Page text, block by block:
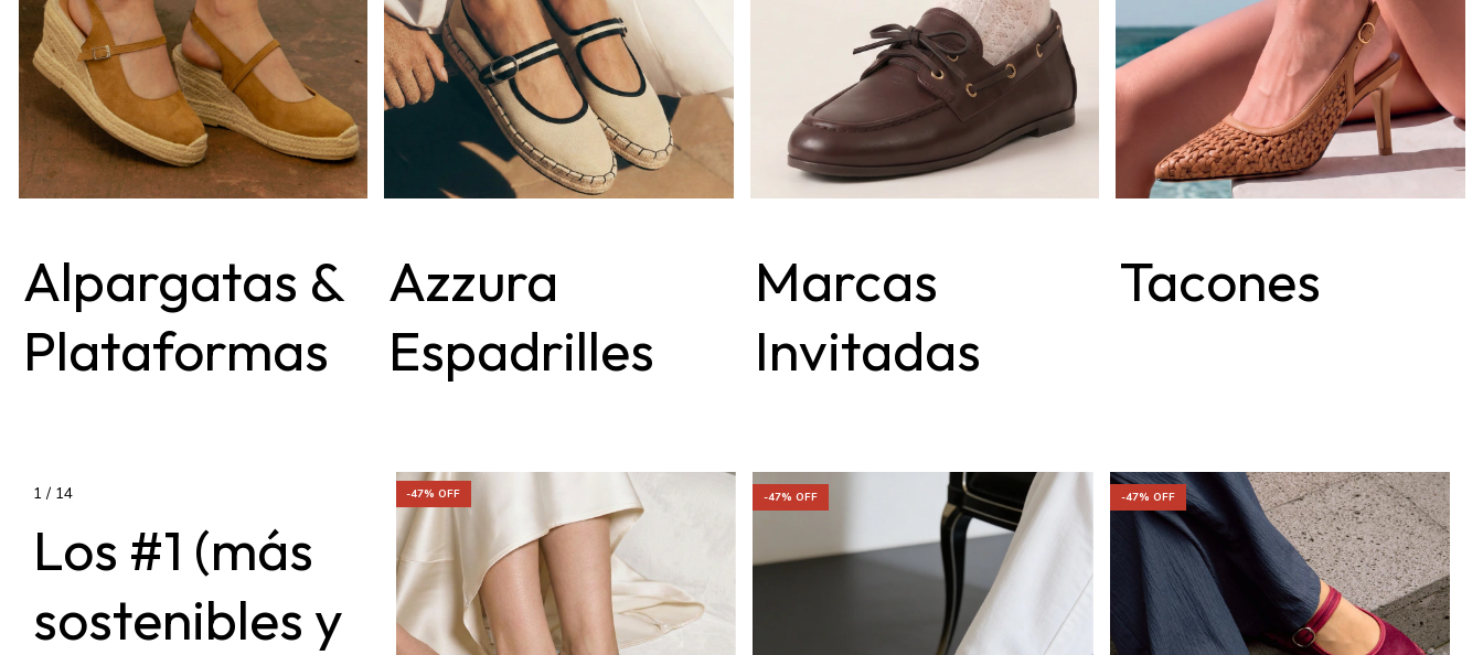
Alpargatas &
Plataformas
Azzura
Espadrilles
Marcas
Invitadas
Tacones
1 / 14
Los #1 (más
sostenibles y
- 47% OFF -47% OFF -47% OFF -47% OFF